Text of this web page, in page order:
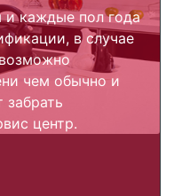
и каждые пол года
в случае
чем обычно и
центр.